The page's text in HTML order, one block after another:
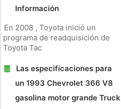
Información
En 2008 , Toyota inició un
programa de readquisición de
Toyota Tac
Las especificaciones para
un 1993 Chevrolet 366 V8
gasolina motor grande Truck